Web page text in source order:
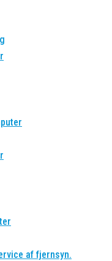
af fjernsyn.